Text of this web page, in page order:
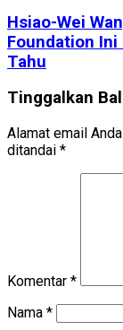
Hsiao-Wei
Foundation Ini
Tahu
Tinggalkan
Alamat email
ditandai *
Komentar *
Nama *